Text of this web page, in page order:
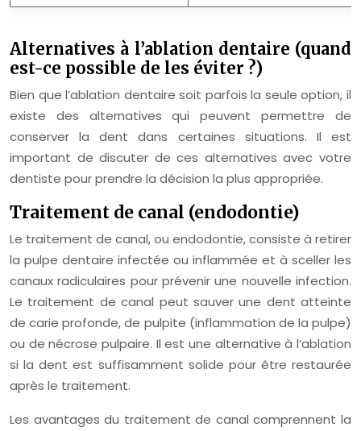
Alternatives à l’ablation dentaire (quand
est-ce possible de les éviter ?)
Bien que l’ablation dentaire soit parfois la seule option, il
existe des alternatives qui peuvent permettre de
conserver la dent dans certaines situations. Il est
important de discuter de ces alternatives avec votre
dentiste pour prendre la décision la plus appropriée.
Traitement de canal (endodontie)
Le traitement de canal, ou endodontie, consiste à retirer
la pulpe dentaire infectée ou inflammée et à sceller les
canaux radiculaires pour prévenir une nouvelle infection.
Le traitement de canal peut sauver une dent atteinte
de carie profonde, de pulpite (inflammation de la pulpe)
ou de nécrose pulpaire. Il est une alternative à l’ablation
si la dent est suffisamment solide pour être restaurée
après le traitement.
Les avantages du traitement de canal comprennent la